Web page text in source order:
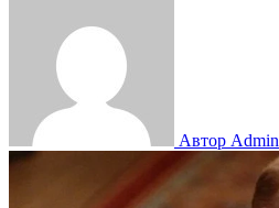
Автор Admin